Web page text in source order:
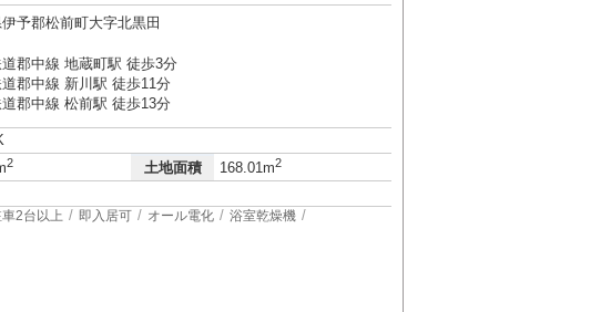
予郡松前町大字北黒田
郡中線 地蔵町駅 徒歩3分
郡中線 新川駅 徒歩11分
郡中線 松前駅 徒歩13分
2 土地面積 168.01m2
2台以上 即入居可 オール電化 浴室乾燥機